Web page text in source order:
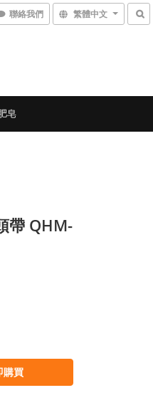
聯絡我們 繁體中文
皂
帶 QHM-
購買